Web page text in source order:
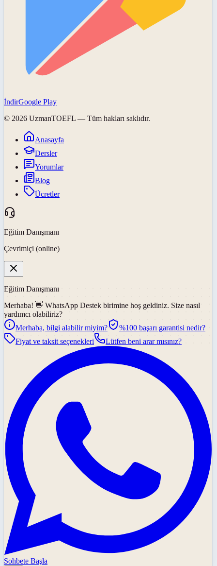
İndirGoogle Play
© 2026 UzmanTOEFL — Tüm hakları saklıdır.
Anasayfa
Dersler
Yorumlar
Blog
Ücretler
Eğitim Danışmanı
Çevrimiçi (online)
Eğitim Danışmanı
Merhaba! 👋 WhatsApp Destek birimine hoş geldiniz. Size nasıl
yardımcı olabiliriz?
Merhaba, bilgi alabilir miyim?
%100 başarı garantisi nedir?
Fiyat ve taksit seçenekleri
Lütfen beni arar mısınız?
Sohbete Başla